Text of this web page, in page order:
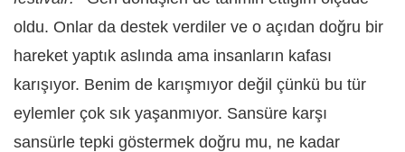
oldu. Onlar da destek verdiler ve o açıdan doğru bir
hareket yaptık aslında ama insanların kafası
karışıyor. Benim de karışmıyor değil çünkü bu tür
eylemler çok sık yaşanmıyor. Sansüre karşı
sansürle tepki göstermek doğru mu, ne kadar